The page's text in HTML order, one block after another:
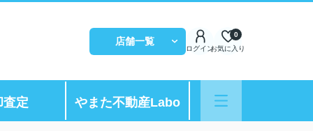
店舗一覧
ログインお気に入り
0
査定 やまた不動産Labo